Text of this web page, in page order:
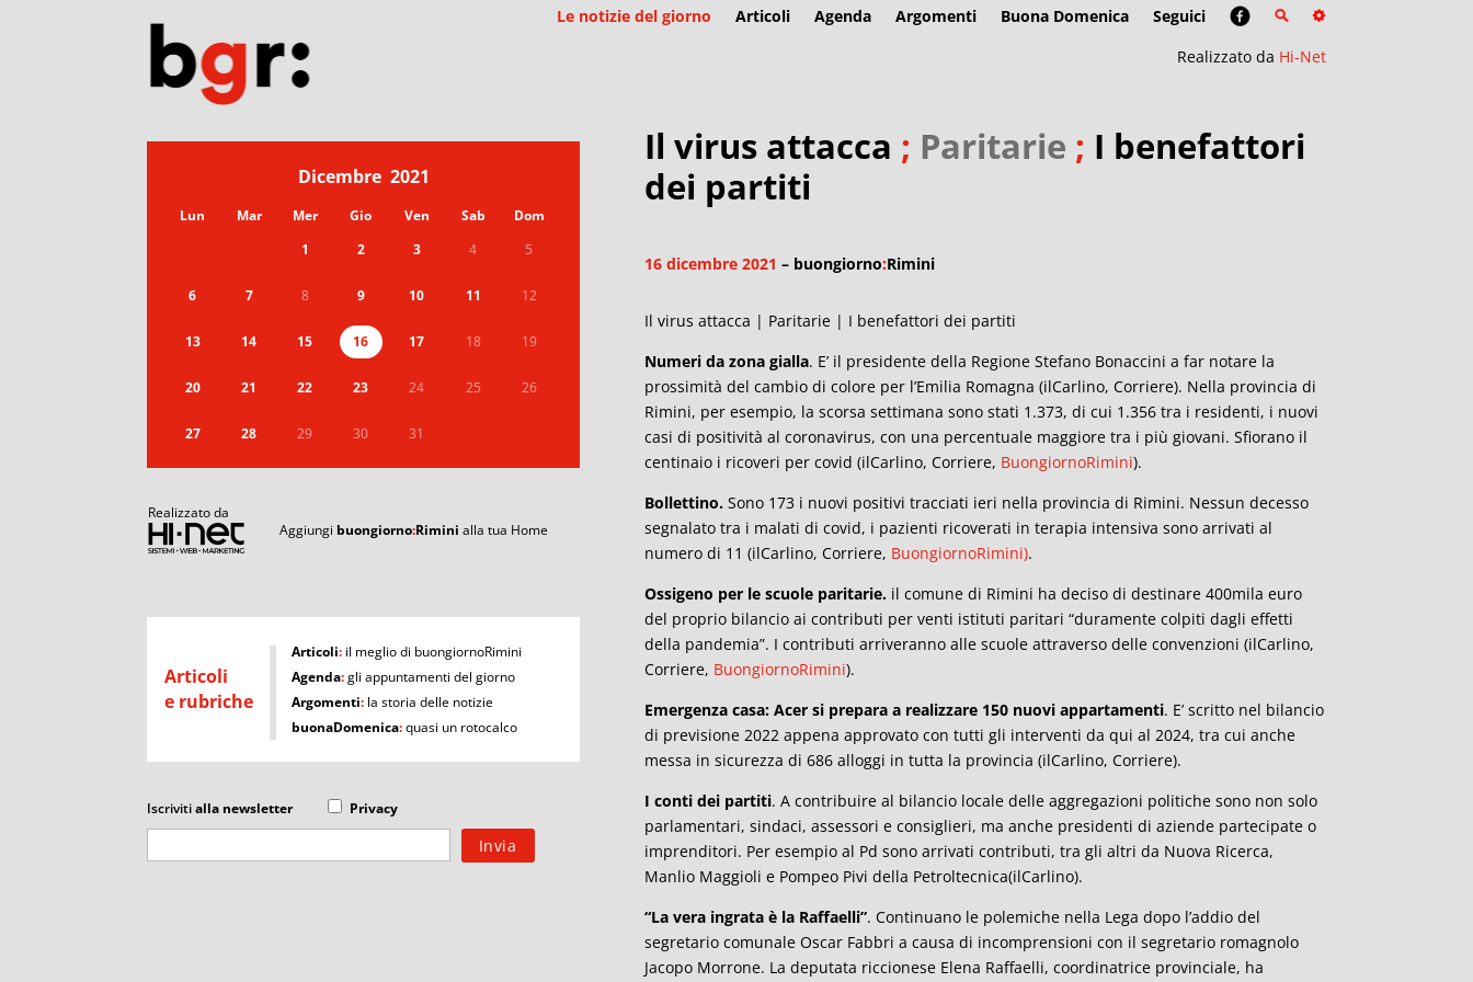
Le notizie del giorno Articoli Agenda Argomenti Buona Domenica
Seguici
Realizzato da Hi-Net
Dicembre 2021
Lun Mar Mer Gio Ven Sab
Dom
1
2 3 4 5
6 7 8 9 10 11 12
13 14 15 16 17 18 19
20 21 22 23 24 25 26
27 28 29 30 31
Realizzato da
Aggiungi buongiorno:Riminialla tua Home
Articoli
e rubriche
I Articoli: il meglio di buongiornoRimini
Agenda:gli appuntamenti del giorno
Argomenti: la storia delle notizie
buonaDomenica:quasi un rotocalco
Iscrivitialla newsletter Privacy
Il virus attacca ; Paritarie ; I benefattori
dei partiti
16 dicembre 2021 – buongiorno:Rimini
Il virus attacca | Paritarie | I benefattori dei partiti
Numeri da zona gialla. E’ il presidente della Regione Stefano Bonaccini a far notare la
prossimità del cambio di colore per l’Emilia Romagna (ilCarlino, Corriere). Nella provincia di
Rimini, per esempio, la scorsa settimana sono stati 1.373, di cui 1.356 tra i residenti, i nuovi
casi di positività al coronavirus, con una percentuale maggiore tra i più giovani. Sfiorano il
centinaio i ricoveri per covid (ilCarlino, Corriere, BuongiornoRimini).
Bollettino. Sono 173 i nuovi positivi tracciati ieri nella provincia di Rimini. Nessun decesso
segnalato tra i malati di covid, i pazienti ricoverati in terapia intensiva sono arrivati al
numero di 11 (ilCarlino, Corriere, BuongiornoRimini).
Ossigeno per le scuole paritarie. il comune di Rimini ha deciso di destinare 400mila euro
del proprio bilancio ai contributi per venti istituti paritari “duramente colpiti dagli effetti
della pandemia”. I contributi arriveranno alle scuole attraverso delle convenzioni (ilCarlino,
Corriere, BuongiornoRimini).
Emergenza casa: Acer si prepara a realizzare 150 nuovi appartamenti. E’ scritto nel bilancio
di previsione 2022 appena approvato con tutti gli interventi da qui al 2024, tra cui anche
messa in sicurezza di 686 alloggi in tutta la provincia (ilCarlino, Corriere).
I conti dei partiti. A contribuire al bilancio locale delle aggregazioni politiche sono non solo
parlamentari, sindaci, assessori e consiglieri, ma anche presidenti di aziende partecipate o
imprenditori. Per esempio al Pd sono arrivati contributi, tra gli altri da Nuova Ricerca,
Manlio Maggioli e Pompeo Pivi della Petroltecnica(ilCarlino).
“La vera ingrata è la Raffaelli”. Continuano le polemiche nella Lega dopo l’addio del
segretario comunale Oscar Fabbri a causa di incomprensioni con il segretario romagnolo
Jacopo Morrone. La deputata riccionese Elena Raffaelli, coordinatrice provinciale, ha